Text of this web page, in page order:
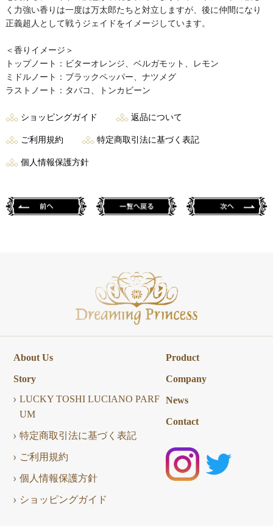
く力強い香りは一度は万太郎たちと対立しますが、後に仲間になり
正義超人として戦うジェイドをイメージしています。
＜香りイメージ＞
トップノート：ビターオレンジ、ベルガモット、レモン
ミドルノート：ブラックペッパー、ナツメグ
ラストノート：タバコ、トンカビーン
ショッピングガイド 返品について
ご利用規約 特定商取引法に基づく表記
個人情報保護方針
About Us
Story
LUCKY TOSHI LUCIANO PARF
UM
特定商取引法に基づく表記
ご利用規約
個人情報保護方針
ショッピングガイド
Product
Company
News
Contact